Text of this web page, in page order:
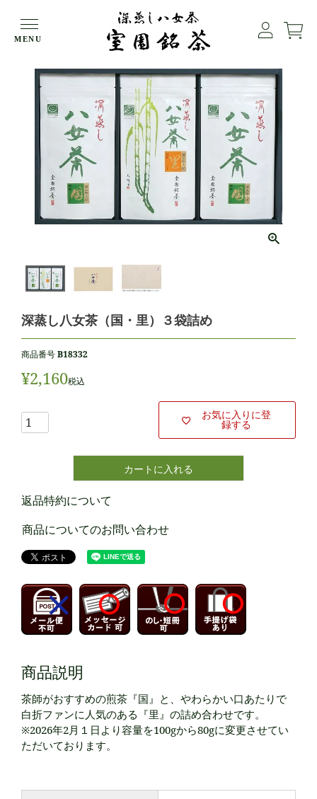
MENU
HOME 深蒸し八女茶（国・里）３袋詰め
深蒸し八女茶（国・里）３袋詰め
商品番号 B18332
¥2,160税込
お気に入りに登
録する
カートに入れる
返品特約について
商品についてのお問い合わせ
商品説明
茶師がおすすめの煎茶『国』と、やわらかい口あたりで
白折ファンに人気のある『里』の詰め合わせです。
※2026年2月１日より容量を100gから80gに変更させてい
ただいております。